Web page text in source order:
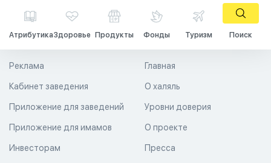
АтрибутикаЗдоровье Продукты Фонды Туризм Поиск
Главная
О халяль
Уровни доверия
Реклама
Кабинет заведения
Приложение для заведений
Приложение для имамов О проекте
Пресса
Инвесторам